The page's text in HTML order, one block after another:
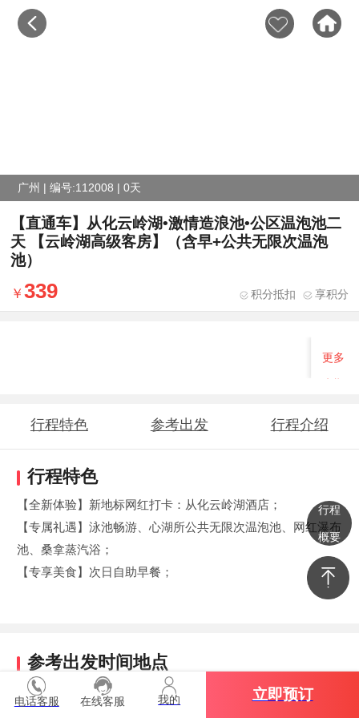
行程
概要
电话客服 在线客服 我的 立即预订
广州 | 编号:112008 | 0天
【直通车】从化云岭湖•激情造浪池•公区温泡池二
天 【云岭湖高级客房】（含早+公共无限次温泡
池）
339 积分抵扣 享积分
更多
行程特色 参考出发 行程介绍
行程特色
【全新体验】新地标网红打卡：从化云岭湖酒店；
【专属礼遇】泳池畅游、心湖所公共无限次温泡池、网红瀑布
池、桑拿蒸汽浴；
【专享美食】次日自助早餐；
参考出发时间地点
09:30 越秀公园C出口（如路段交通管辖，导游通知为准）